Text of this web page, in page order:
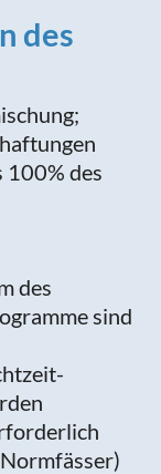
des
100% des
des
sind